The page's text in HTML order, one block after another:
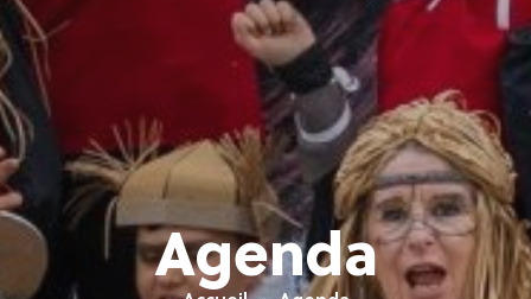
Agenda